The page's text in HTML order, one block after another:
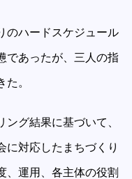
のハードスケジュール
であったが、三人の指
。
グ結果に基づいて、
に対応したまちづくり
、運用、各主体の役割